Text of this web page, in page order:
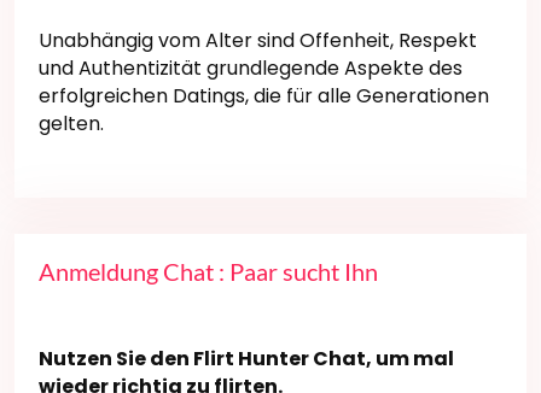
Unabhängig vom Alter sind Offenheit, Respekt
und Authentizität grundlegende Aspekte des
erfolgreichen Datings, die für alle Generationen
gelten.
Anmeldung Chat : Paar sucht Ihn
Nutzen Sie den Flirt Hunter Chat, um mal
wieder richtig zu flirten.